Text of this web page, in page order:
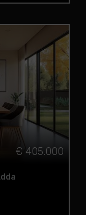
€ 405.000